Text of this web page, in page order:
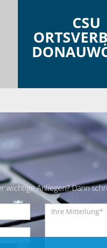
CSU
wichtige Anliegen? Dann